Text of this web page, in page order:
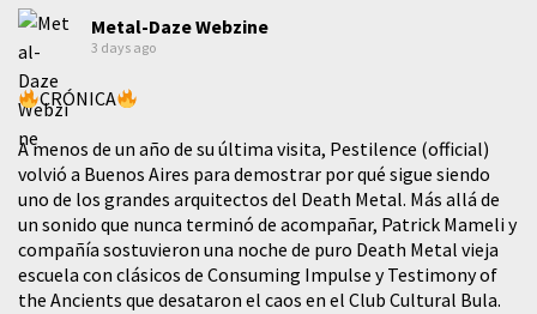
Metal-Daze Webzine
3 days ago
CRÓNICA
A menos de un año de su última visita, Pestilence (official)
volvió a Buenos Aires para demostrar por qué sigue siendo
uno de los grandes arquitectos del Death Metal. Más allá de
un sonido que nunca terminó de acompañar, Patrick Mameli y
compañía sostuvieron una noche de puro Death Metal vieja
escuela con clásicos de Consuming Impulse y Testimony of
the Ancients que desataron el caos en el Club Cultural Bula.